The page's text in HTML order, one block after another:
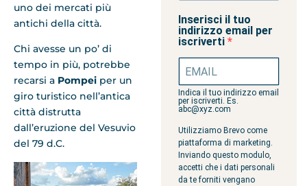
uno dei mercati più
antichi della città.
Chi avesse un po’ di
tempo in più, potrebbe
recarsi a Pompei per un
giro turistico nell’antica
città distrutta
dall’eruzione del Vesuvio
del 79 d.C.
Inserisci il tuo
indirizzo email per
iscriverti
Indica il tuo indirizzo email
per iscriverti. Es.
abc@xyz.com
Utilizziamo Brevo come
piattaforma di marketing.
Inviando questo modulo,
accetti che i dati personali
da te forniti vengano